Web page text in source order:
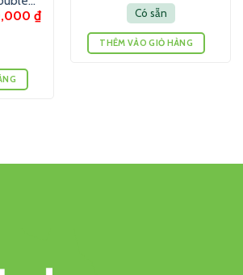
60 ₫ Có sẵn
THÊM VÀO GIỎ HÀNG